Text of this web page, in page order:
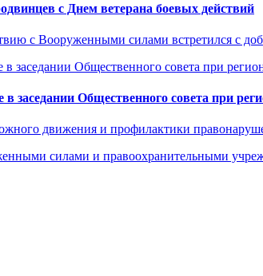
с Днем ветерана боевых действий
с Вооруженными силами встретился с
заседании Общественного совета при
движения и профилактики
силами и правоохранительными